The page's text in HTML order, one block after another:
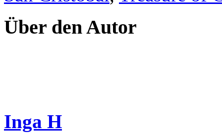
Über den Autor
Inga H